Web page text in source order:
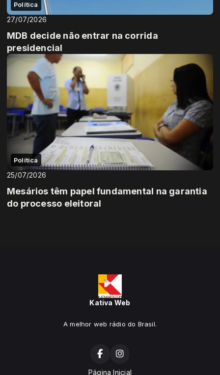
Política
27/07/2026
MDB decide não entrar na corrida
presidencial
Política
25/07/2026
Mesários têm papel fundamental na garantia
do processo eleitoral
Kativa Web
A melhor web rádio do Brasil.
Página Inicial